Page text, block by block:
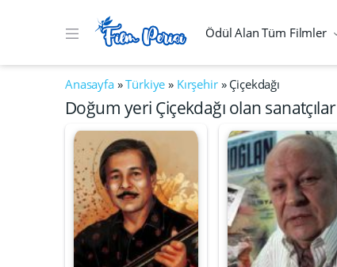
Ödül Alan Tüm Filmler
Anasayfa»Türkiye » Kırşehir» Çiçekdağı
Doğum yeri Çiçekdağı olan sanatçılar